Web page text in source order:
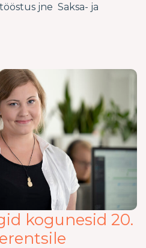
jne Saksa- ja
kogunesid 20.